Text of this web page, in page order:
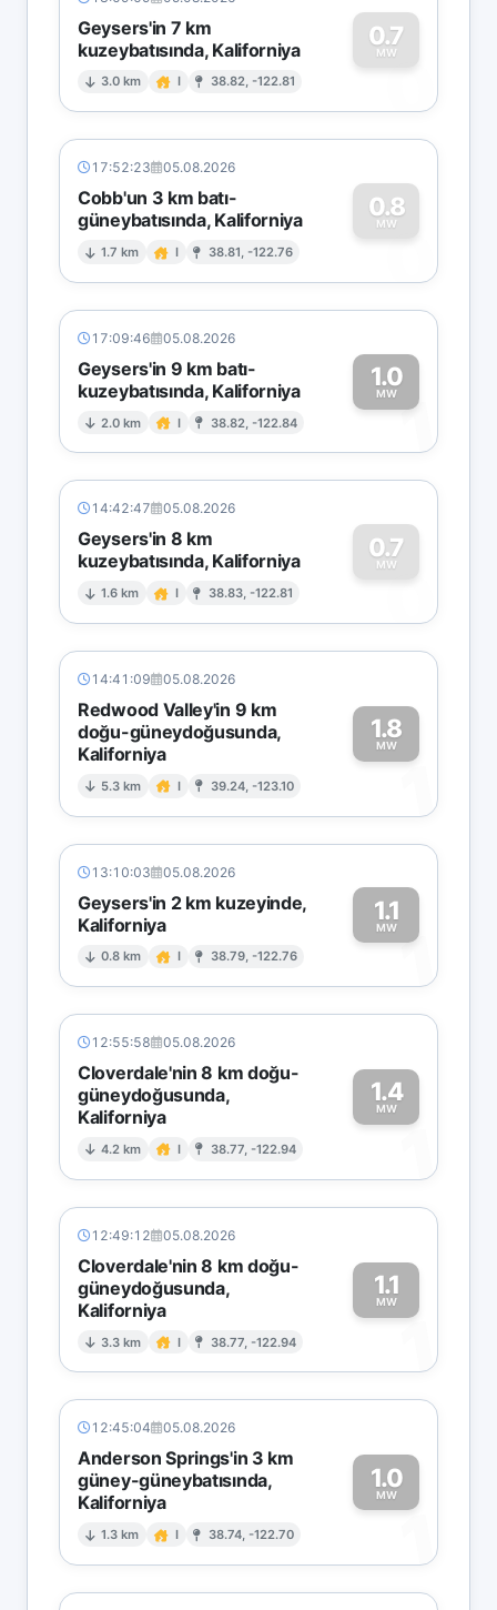
Geysers'in 7 km
kuzeybatısında, Kaliforniya
3.0 km I 38.82, -122.81
0.7
MW
0
17:52:23 05.08.2026
Cobb'un 3 km batı-
güneybatısında, Kaliforniya
1.7 km I 38.81, -122.76
0.8
MW
0
17:09:46 05.08.2026
Geysers'in 9 km batı-
kuzeybatısında, Kaliforniya
2.0 km I 38.82, -122.84
1.0
MW1
14:42:47 05.08.2026
Geysers'in 8 km
kuzeybatısında, Kaliforniya
1.6 km I 38.83, -122.81
0.7
MW
0
14:41:09 05.08.2026
Redwood Valley'in 9 km
doğu-güneydoğusunda,
Kaliforniya
5.3 km I 39.24, -123.10
1.8
MW
1
13:10:03 05.08.2026
Geysers'in 2 km kuzeyinde,
Kaliforniya
0.8 km I 38.79, -122.76
1.1
MW1
12:55:58 05.08.2026
Cloverdale'nin 8 km doğu-
güneydoğusunda,
Kaliforniya
4.2 km I 38.77, -122.94
1.4
MW
1
12:49:12 05.08.2026
Cloverdale'nin 8 km doğu-
güneydoğusunda,
Kaliforniya
3.3 km I 38.77, -122.94
1.1
MW
1
12:45:04 05.08.2026
Anderson Springs'in 3 km
güney-güneybatısında,
Kaliforniya
1.3 km I 38.74, -122.70
1.0
MW
1